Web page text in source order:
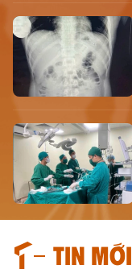
Tin mới